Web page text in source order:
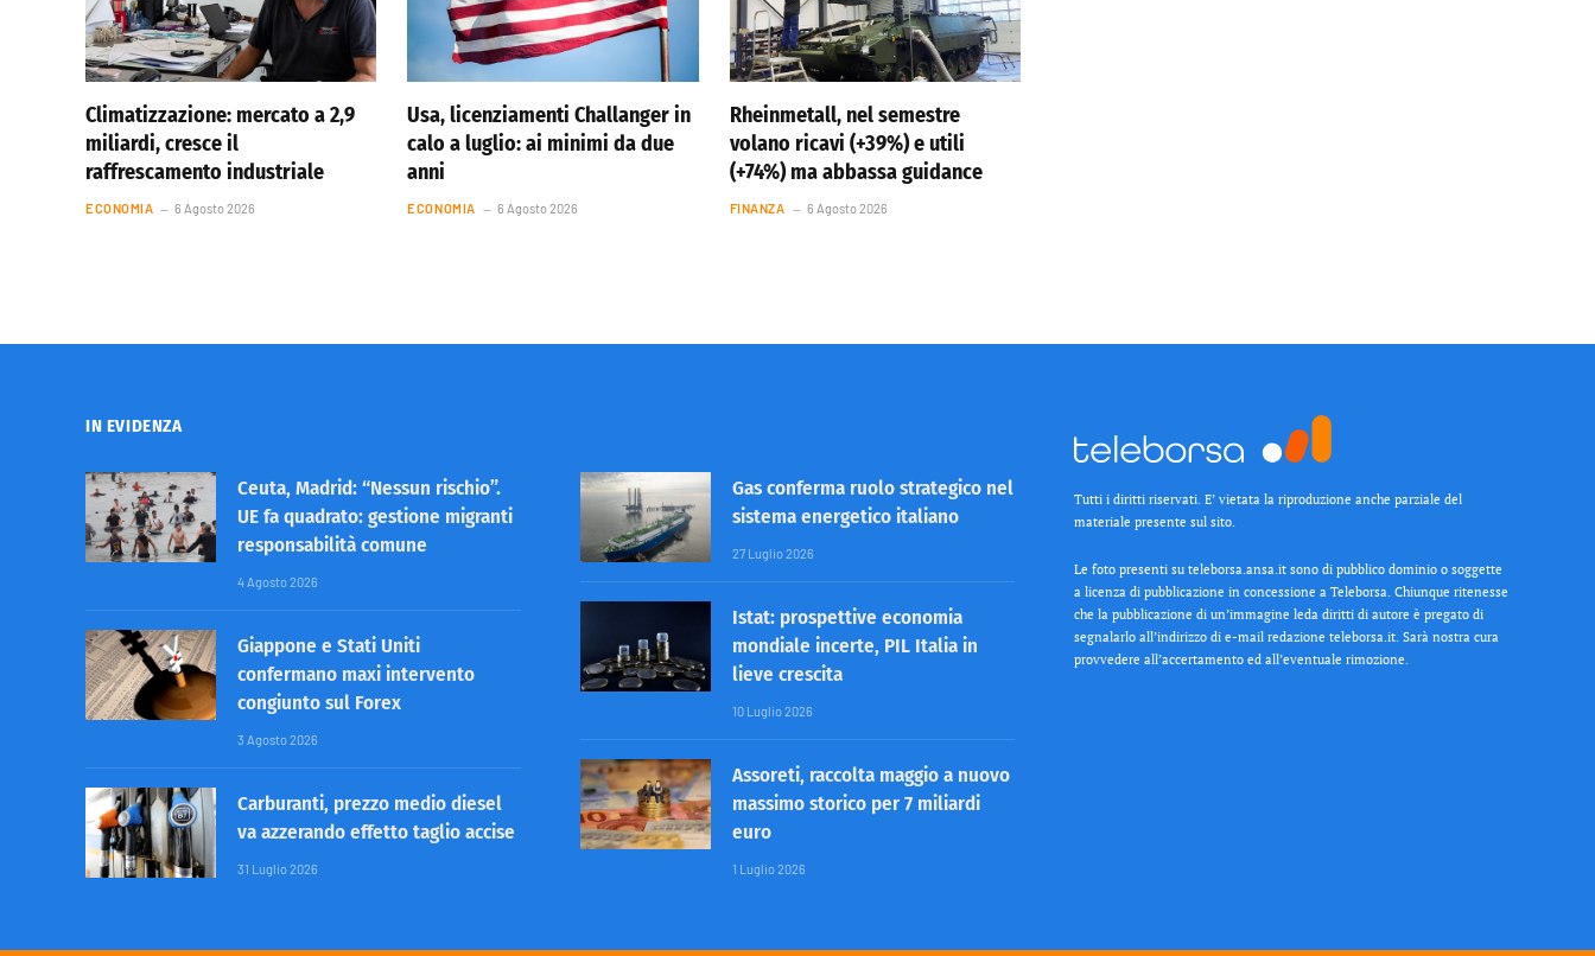
Climatizzazione: mercato a 2,9
miliardi, cresce il
raffrescamento industriale
ECONOMIA 6 Agosto 2026
Usa, licenziamenti Challanger in
calo a luglio: ai minimi da due
anni
ECONOMIA 6 Agosto 2026
Rheinmetall, nel semestre
volano ricavi (+39%) e utili
(+74%) ma abbassa guidance
FINANZA 6 Agosto 2026
IN EVIDENZA
Ceuta, Madrid: “Nessun rischio”.
UE fa quadrato: gestione migranti
responsabilità comune
4 Agosto 2026
Giappone e Stati Uniti
confermano maxi intervento
congiunto sul Forex
3 Agosto 2026
Carburanti, prezzo medio diesel
va azzerando effetto taglio accise
31 Luglio 2026
Gas conferma ruolo strategico nel
sistema energetico italiano
27 Luglio 2026
Istat: prospettive economia
mondiale incerte, PIL Italia in
lieve crescita
10 Luglio 2026
Assoreti, raccolta maggio a nuovo
massimo storico per 7 miliardi
euro
1 Luglio 2026
Tutti i diritti riservati. E’ vietata la riproduzione anche parziale del
materiale presente sul sito.
Le foto presenti su teleborsa.ansa.it sono di pubblico dominio o soggette
a licenza di pubblicazione in concessione a Teleborsa. Chiunque ritenesse
che la pubblicazione di un’immagine leda diritti di autore è pregato di
segnalarlo all’indirizzo di e-mail redazione teleborsa.it. Sarà nostra cura
provvedere all’accertamento ed all’eventuale rimozione.